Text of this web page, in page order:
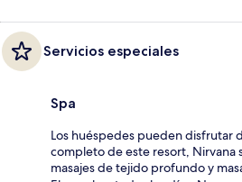
Servicios especiales
Spa
Los huéspedes pueden disfrutar
completo de este resort, Nirvana
masajes de tejido profundo y